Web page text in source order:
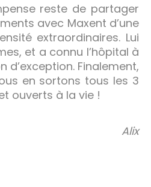
reste de partager
avec Maxent d’une
extraordinaires. Lui
et a connu l’hôpital à
d’exception. Finalement,
en sortons tous les 3
ouverts à la vie !
Alix